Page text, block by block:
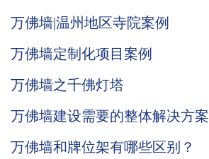
万佛墙|温州地区寺院案例
万佛墙定制化项目案例
万佛墙之千佛灯塔
万佛墙建设需要的整体解决方案
万佛墙和牌位架有哪些区别？